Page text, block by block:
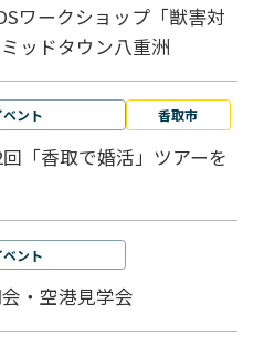
ワークショップ「獣害対
ッドタウン八重洲
ベント 香取市
「香取で婚活」ツアーを
ベント
・空港見学会